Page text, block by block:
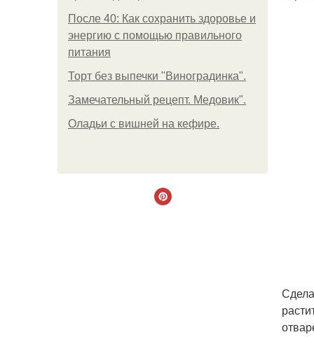
После 40: Как сохранить здоровье и
энергию с помощью правильного
питания
Торт без выпечки "Виноградинка".
Замечательный рецепт. Медовик".
Оладьи с вишней на кефире.